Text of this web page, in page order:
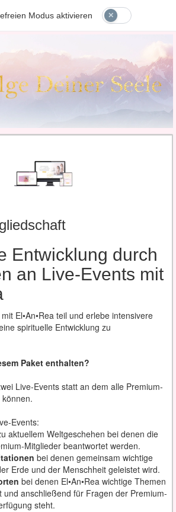
Modus aktivieren
Entwicklung durch
an Live-Events mit
El•An•Rea teil und erlebe intensivere
spirituelle Entwicklung zu
Paket enthalten?
Live-Events statt an dem alle Premium-
Events:
aktuellem Weltgeschehen bei denen die
Mitglieder beantwortet werden.
bei denen gemeinsam wichtige
Erde und der Menschheit geleistet wird.
bei denen El•An•Rea wichtige Themen
und anschließend für Fragen der Premium-
steht.